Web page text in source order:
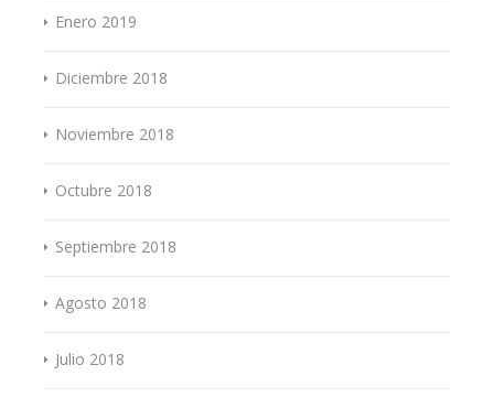
Enero 2019
Diciembre 2018
Noviembre 2018
Octubre 2018
Septiembre 2018
Agosto 2018
Julio 2018